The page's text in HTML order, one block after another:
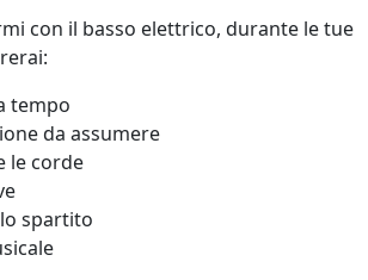
con il basso elettrico, durante le tue
tempo
da assumere
le corde
spartito